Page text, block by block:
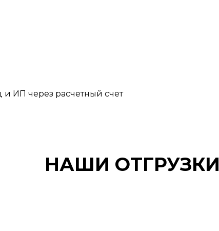
ИП через расчетный счет
НАШИ ОТГРУЗКИ